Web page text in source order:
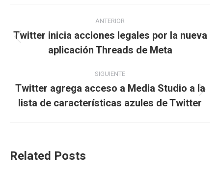
Navegación
entre
publicaciones
ANTERIOR
Publicación
anterior:
Twitter inicia acciones legales por la nueva
aplicación Threads de Meta
SIGUIENTE
siguiente:
Twitter agrega acceso a Media Studio a la
lista de características azules de Twitter
Related Posts